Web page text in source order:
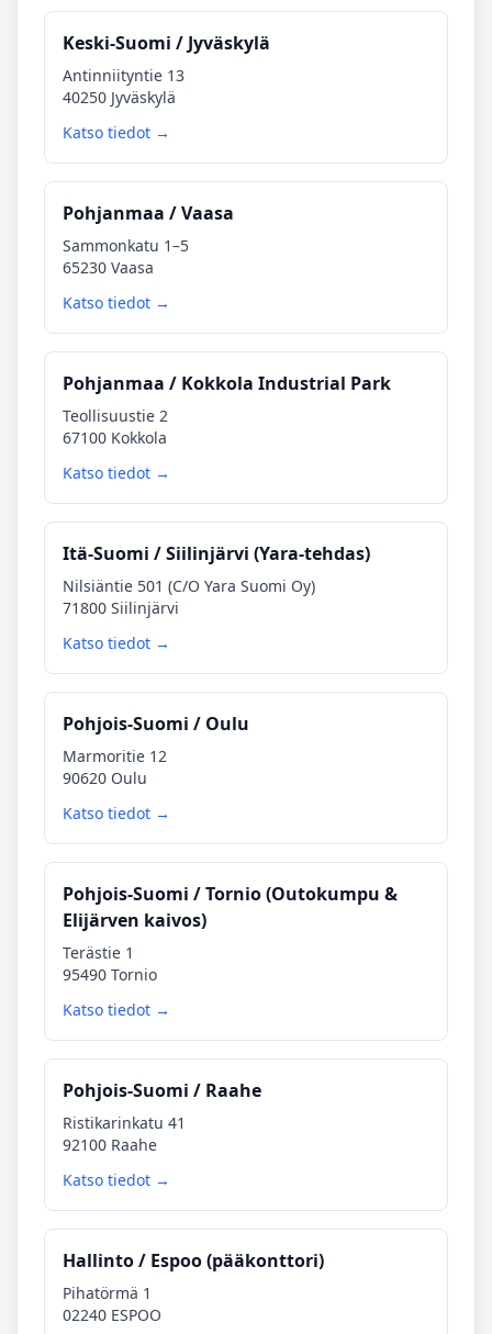
Keski‑Suomi / Jyväskylä
Antinniityntie 13
40250 Jyväskylä
Katso tiedot →
Pohjanmaa / Vaasa
Sammonkatu 1–5
65230 Vaasa
Katso tiedot →
Pohjanmaa / Kokkola Industrial Park
Teollisuustie 2
67100 Kokkola
Katso tiedot →
Itä‑Suomi / Siilinjärvi (Yara‑tehdas)
Nilsiäntie 501 (C/O Yara Suomi Oy)
71800 Siilinjärvi
Katso tiedot →
Pohjois‑Suomi / Oulu
Marmoritie 12
90620 Oulu
Katso tiedot →
Pohjois‑Suomi / Tornio (Outokumpu &
Elijärven kaivos)
Terästie 1
95490 Tornio
Katso tiedot →
Pohjois‑Suomi / Raahe
Ristikarinkatu 41
92100 Raahe
Katso tiedot →
Hallinto / Espoo (pääkonttori)
Pihatörmä 1
02240 ESPOO